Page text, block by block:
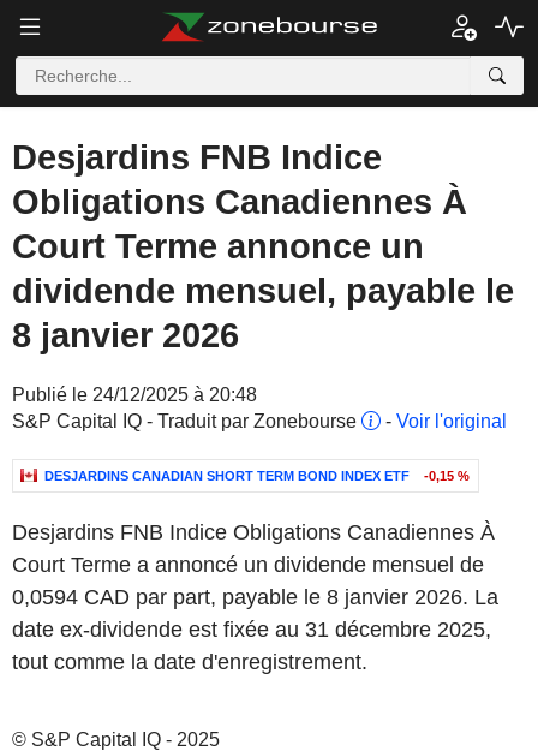
Desjardins FNB Indice
Obligations Canadiennes À
Court Terme annonce un
dividende mensuel, payable le
8 janvier 2026
Publié le 24/12/2025 à 20:48
S&P Capital IQ - Traduit par Zonebourse
- Voir l'original
DESJARDINS CANADIAN SHORT TERM BOND INDEX ETF -0,15 %
Desjardins FNB Indice Obligations Canadiennes À
Court Terme a annoncé un dividende mensuel de
0,0594 CAD par part, payable le 8 janvier 2026. La
date ex-dividende est fixée au 31 décembre 2025,
tout comme la date d'enregistrement.
© S&P Capital IQ - 2025